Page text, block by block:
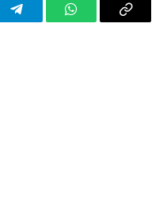
TelegramWhatsAppCopy